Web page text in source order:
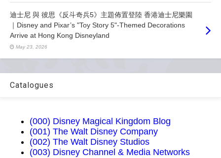
迪士尼 與 彼思《反斗奇兵5》主題佈置登陸 香港迪士尼樂園
｜Disney and Pixar’s "Toy Story 5"-Themed Decorations
Arrive at Hong Kong Disneyland
May 23, 2026
Catalogues
(000) Disney Magical Kingdom Blog
(001) The Walt Disney Company
(002) The Walt Disney Studios
(003) Disney Channel & Media Networks